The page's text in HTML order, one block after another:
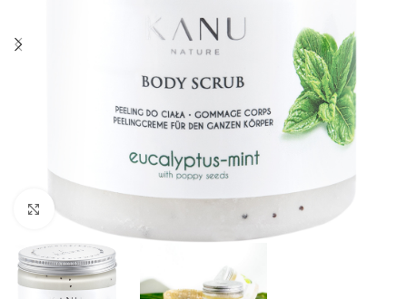
Click to enlarge